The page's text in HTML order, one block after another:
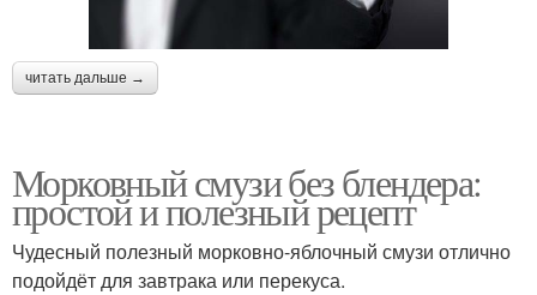
читать дальше →
Морковный смузи без блендера:
простой и полезный рецепт
Чудесный полезный морковно-яблочный смузи отлично
подойдёт для завтрака или перекуса.